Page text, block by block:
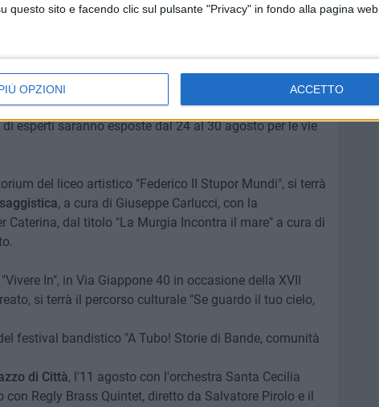
questo sito e facendo clic sul pulsante "Privacy" in fondo alla pagina web.
OPZIONI ACCETTO
"La Barca di Santa Maria" , organizzato da Pro Loco
under 40 di tutto il territorio nazionale, che per
per le opere pittoriche e un montepremi di 5000 euro.
esperti saranno esposte dal 24 al 30 agosto per le vie
del liceo artistico "Federico II Stupor Mundi", si terrà
, a cura di Giuseppe Carlucci, con la
Caterina, dal titolo "La Murgia Incontra il mare" a cura di
In", in Via Giappone 40 in occasione della XVII
si terrà il percorso culturale "Se guardo il tuo cielo,
festival bandistico "A Tubo! Storie di Bande, comunità
di Città, l'11 agosto con l'orchestra Santa Cecilia
Regly Brass Quintet, diretto da Salvatore Pirolo e il